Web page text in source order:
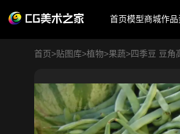
首页模型商城作品
首页>贴图库>植物>果蔬>四季豆 豆角